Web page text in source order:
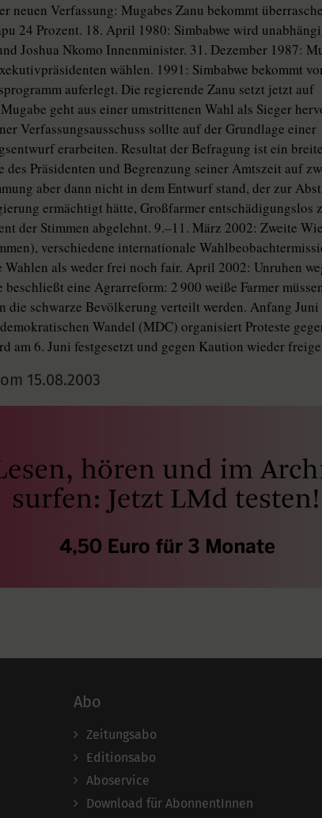
neuen Verfassung: Mugabes Zanu bekommt
24 Prozent. 18. April 1980: Simbabwe wird
Joshua Nkomo Innenminister. 31. Dezember 1987:
wählen. 1991: Simbabwe bekommt
auferlegt. Die regierende Zanu setzt jetzt auf
geht aus einer umstrittenen Wahl als Sieger
Verfassungsausschuss sollte auf der Grundlage einer
erarbeiten. Resultat der Befragung ist ein
Präsidenten und Begrenzung seiner Amtszeit auf
aber dann nicht in dem Entwurf stand, der zur
ermächtigt hätte, Großfarmer entschädigungslos
der Stimmen abgelehnt. 9.–11. März 2002: Zweite
verschiedene internationale
Wahlen als weder frei noch fair. April 2002: Unruhen
eine Agrarreform: 2 900 weiße Farmer
die schwarze Bevölkerung verteilt werden. Anfang
Wandel (MDC) organisiert Proteste
am 6. Juni festgesetzt und gegen Kaution wieder
15.08.2003
Abo
Zeitungsabo
Editionsabo
Aboservice
Download für AbonnentInnen